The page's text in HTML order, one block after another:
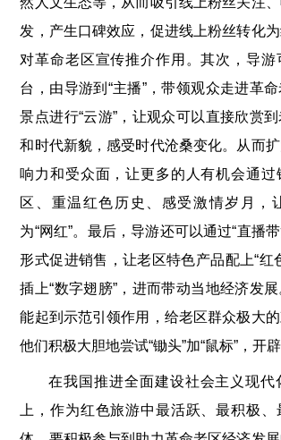
发，产生口碑效应，促进线上粉丝转化
对革命老区宣传推介作用。其次，导游
台，由导游到“主播”，带领观众走进革命
景点进行“云游”，让观众可以直接欣赏
和时代新貌，感受时代沧桑变化。从而
响力和受众面，让更多的人有机会通过
区、重温红色历史、感受激情岁月，
为“网红”。最后，导游还可以通过“直播带
形式促进销售，让老区特色产品配上“红
插上“数字翅膀”，进而带动当地经济发
能起到示范引领作用，给老区群众极大
他们积极大胆地尝试“锄头”加“鼠标”，开
在我国推进全面建设社会主义现代
上，作为红色旅游中最活跃、最积极